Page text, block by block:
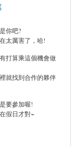
你吧?
太厲害了，哈!
打算乘這個機會做
就找到合作的夥伴
要參加喔!
假日才對~